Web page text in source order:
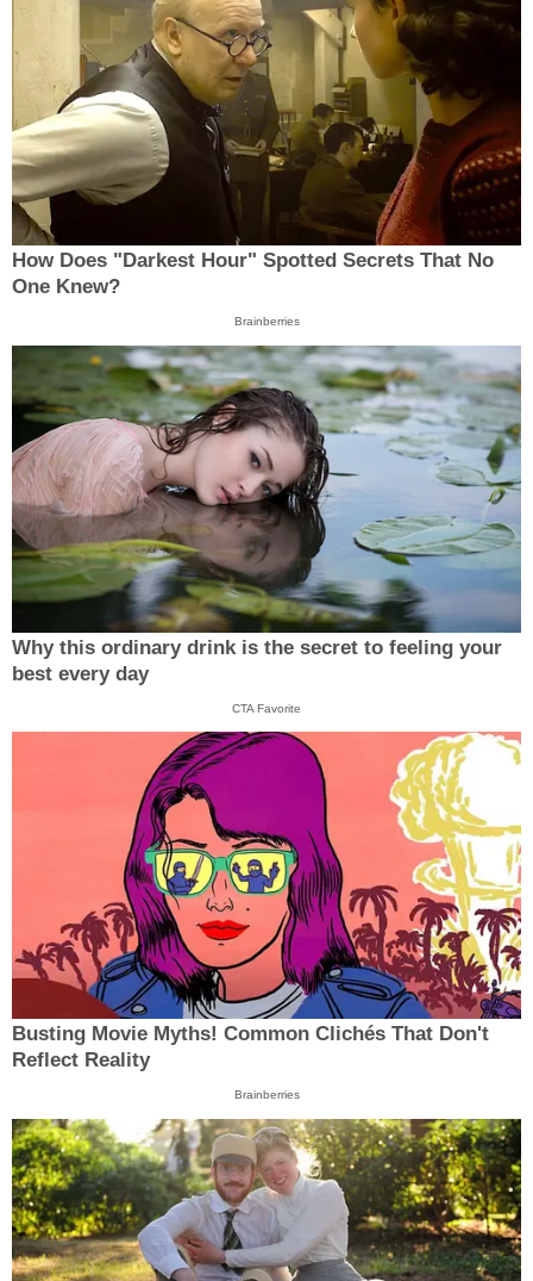
How Does "Darkest Hour" Spotted Secrets That No
One Knew?
Brainberries
Why this ordinary drink is the secret to feeling your
best every day
CTA Favorite
Busting Movie Myths! Common Clichés That Don't
Reflect Reality
Brainberries